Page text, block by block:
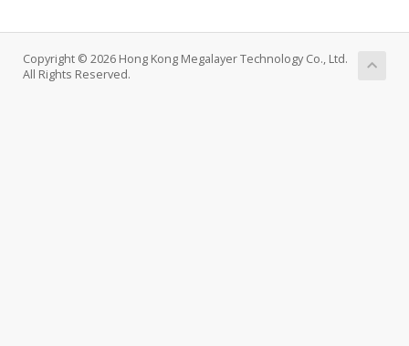
Copyright © 2026 Hong Kong Megalayer Technology Co., Ltd.
All Rights Reserved.